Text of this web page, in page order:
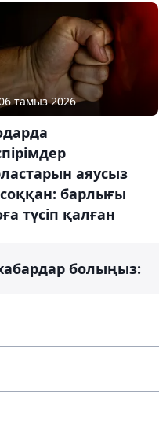
тамыз 2026
аяусыз
барлығы
түсіп қалған
болыңыз: